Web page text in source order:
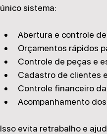
único sistema:
Abertura e controle
Orçamentos rápidos
Controle de peças e
Cadastro de clientes
Controle financeiro
Acompanhamento
Isso evita retrabalho e